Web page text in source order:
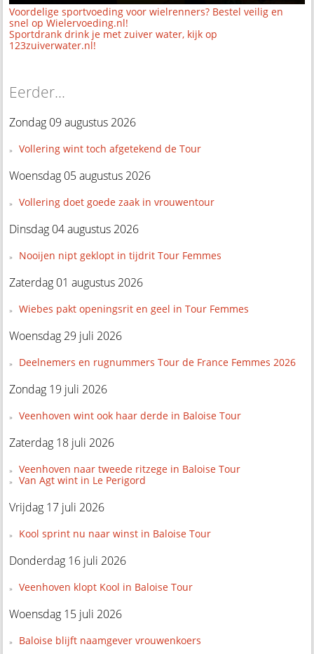
Voordelige sportvoeding voor wielrenners? Bestel veilig en
snel op Wielervoeding.nl!
Sportdrank drink je met zuiver water, kijk op
123zuiverwater.nl!
Eerder...
Zondag 09 augustus 2026
Vollering wint toch afgetekend de Tour
Woensdag 05 augustus 2026
Vollering doet goede zaak in vrouwentour
Dinsdag 04 augustus 2026
Nooijen nipt geklopt in tijdrit Tour Femmes
Zaterdag 01 augustus 2026
Wiebes pakt openingsrit en geel in Tour Femmes
Woensdag 29 juli 2026
Deelnemers en rugnummers Tour de France Femmes 2026
Zondag 19 juli 2026
Veenhoven wint ook haar derde in Baloise Tour
Zaterdag 18 juli 2026
Veenhoven naar tweede ritzege in Baloise Tour
Van Agt wint in Le Perigord
Vrijdag 17 juli 2026
Kool sprint nu naar winst in Baloise Tour
Donderdag 16 juli 2026
Veenhoven klopt Kool in Baloise Tour
Woensdag 15 juli 2026
Baloise blijft naamgever vrouwenkoers